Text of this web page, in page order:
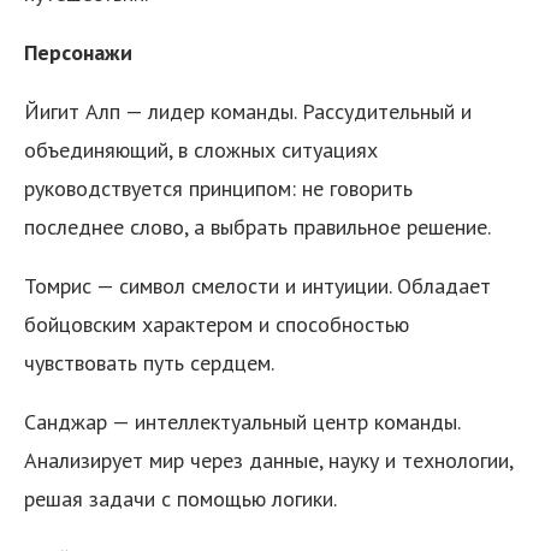
Персонажи
Йигит Алп — лидер команды. Рассудительный и
объединяющий, в сложных ситуациях
руководствуется принципом: не говорить
последнее слово, а выбрать правильное решение.
Томрис — символ смелости и интуиции. Обладает
бойцовским характером и способностью
чувствовать путь сердцем.
Санджар — интеллектуальный центр команды.
Анализирует мир через данные, науку и технологии,
решая задачи с помощью логики.